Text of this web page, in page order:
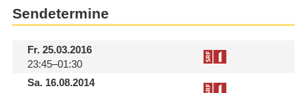
Sendetermine
Fr.25.03.2016
23:45–01:30
Sa.16.08.2014